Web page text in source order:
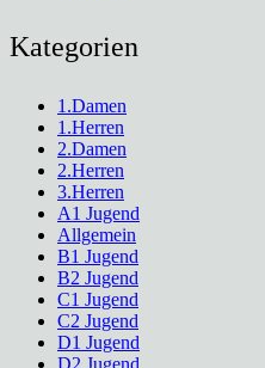
Kategorien
1.Damen
1.Herren
2.Damen
2.Herren
3.Herren
A1 Jugend
Allgemein
B1 Jugend
B2 Jugend
C1 Jugend
C2 Jugend
D1 Jugend